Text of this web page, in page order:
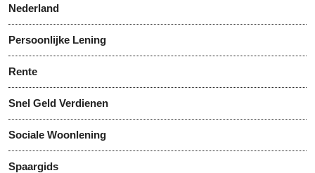
Nederland
Persoonlijke Lening
Rente
Snel Geld Verdienen
Sociale Woonlening
Spaargids